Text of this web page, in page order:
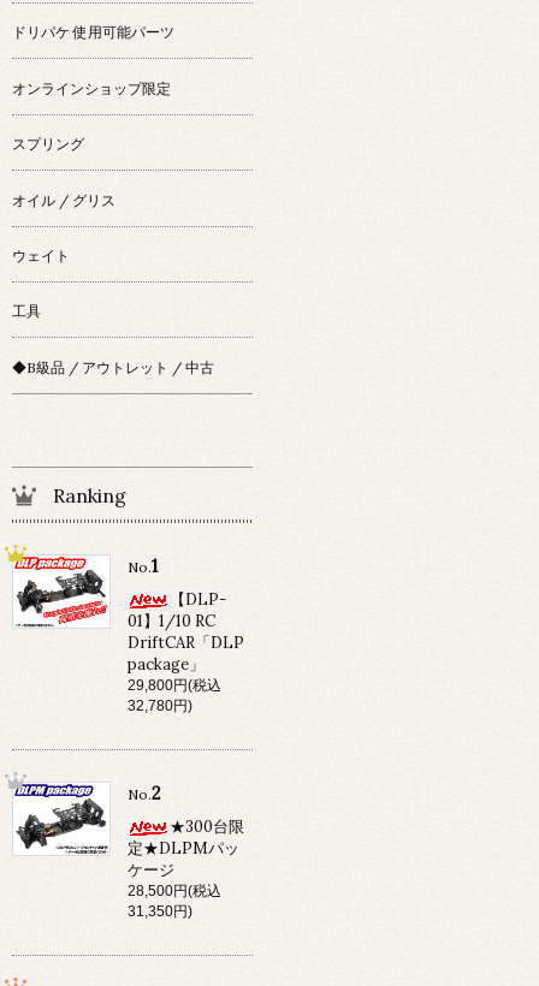
ドリパケ 使用可能パーツ
オンラインショップ限定
スプリング
オイル / グリス
ウェイト
工具
◆B級品 / アウトレット / 中古
Ranking
No.1
【DLP-
01】1/10 RC
DriftCAR「DLP
package」
29,800円(税込
32,780円)
No.2
★300台限
定★DLPMパッ
ケージ
28,500円(税込
31,350円)